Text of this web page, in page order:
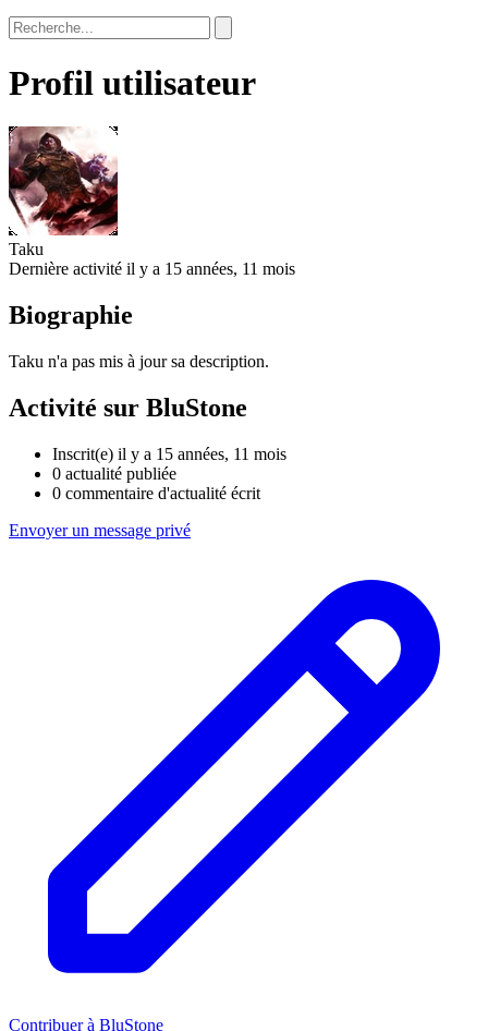
Profil utilisateur
Taku
Dernière activité il y a 15 années, 11 mois
Biographie
Taku n'a pas mis à jour sa description.
Activité sur BluStone
Inscrit(e) il y a 15 années, 11 mois
0 actualité publiée
0 commentaire d'actualité écrit
Envoyer un message privé
Contribuer à BluStone